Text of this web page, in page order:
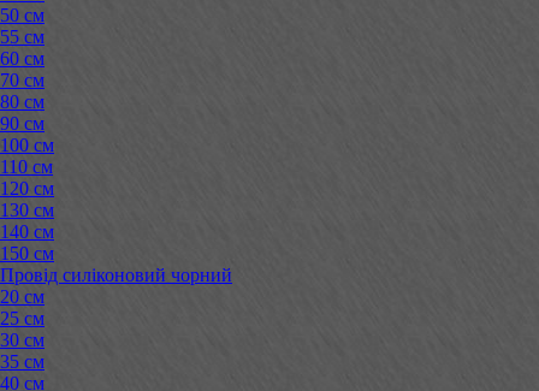
50 см
55 см
60 см
70 см
80 см
90 см
100 см
110 см
120 см
130 см
140 см
150 см
Провід силіконовий чорний
20 см
25 см
30 см
35 см
40 см